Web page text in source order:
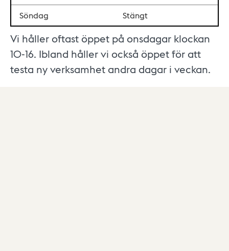
Söndag
Stängt
Vi håller oftast öppet på onsdagar klockan
10-16. Ibland håller vi också öppet för att
testa ny verksamhet andra dagar i veckan.